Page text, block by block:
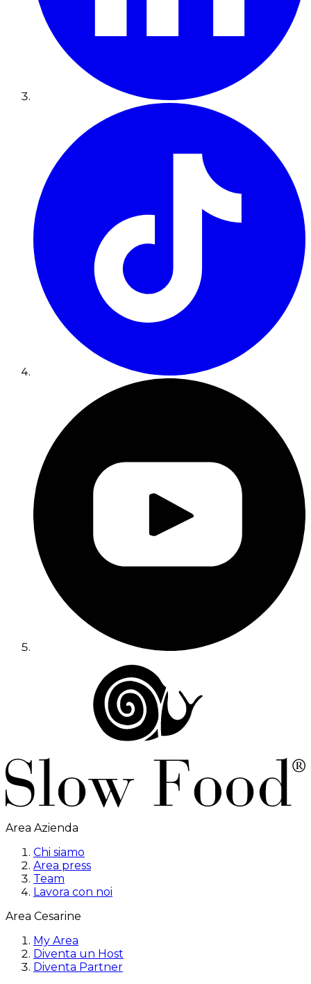
Area Azienda
Chi siamo
Area press
Team
Lavora con noi
Area Cesarine
My Area
Diventa un Host
Diventa Partner